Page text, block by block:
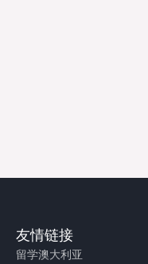
友情链接
留学澳大利亚